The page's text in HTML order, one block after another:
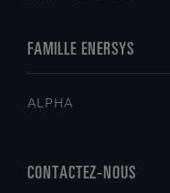
FAMILLE ENERSYS
ALPHA
CONTACTEZ-NOUS